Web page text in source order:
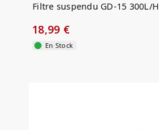
Filtre suspendu GD-15 300L/H
18,99 €
En Stock